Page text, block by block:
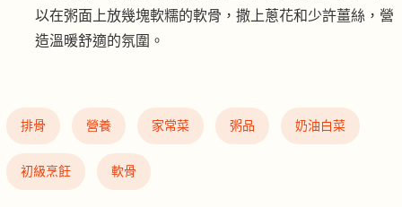
以在粥面上放幾塊軟糯的軟骨，撒上蔥花和少許薑絲，營
造溫暖舒適的氛圍。
排骨 營養 家常菜 粥品 奶油白菜
初級烹飪 軟骨